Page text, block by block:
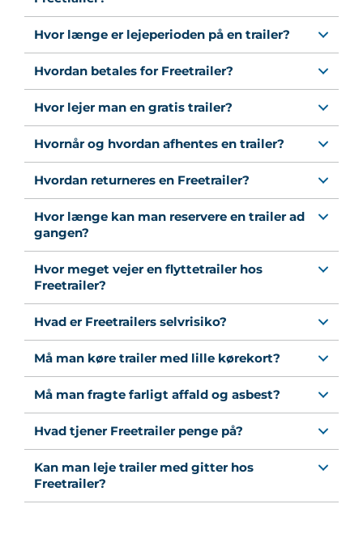
Hvor længe er lejeperioden på en trailer?
Hvordan betales for Freetrailer?
Hvor lejer man en gratis trailer?
Hvornår og hvordan afhentes en trailer?
Hvordan returneres en Freetrailer?
Hvor længe kan man reservere en trailer ad
gangen?
Hvor meget vejer en flyttetrailer hos
Freetrailer?
Hvad er Freetrailers selvrisiko?
Må man køre trailer med lille kørekort?
Må man fragte farligt affald og asbest?
Hvad tjener Freetrailer penge på?
Kan man leje trailer med gitter hos
Freetrailer?